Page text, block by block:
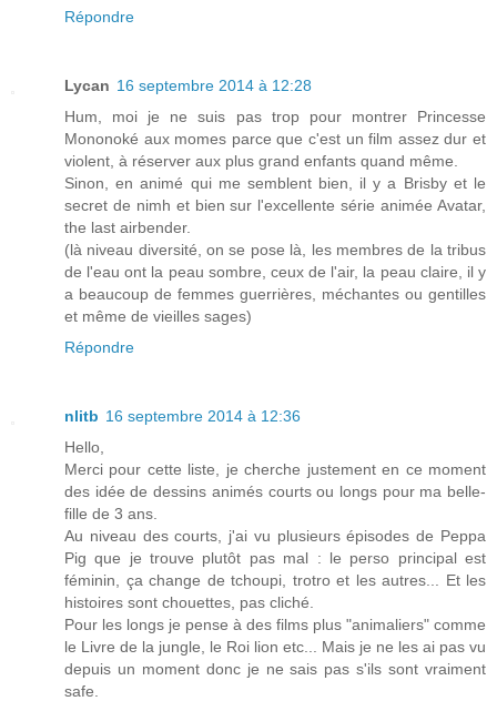
Répondre
Lycan 16 septembre 2014 à 12:28
Hum, moi je ne suis pas trop pour montrer Princesse
Mononoké aux momes parce que c'est un film assez dur et
violent, à réserver aux plus grand enfants quand même.
Sinon, en animé qui me semblent bien, il y a Brisby et le
secret de nimh et bien sur l'excellente série animée Avatar,
the last airbender.
(là niveau diversité, on se pose là, les membres de la tribus
de l'eau ont la peau sombre, ceux de l'air, la peau claire, il y
a beaucoup de femmes guerrières, méchantes ou gentilles
et même de vieilles sages)
Répondre
nlitb 16 septembre 2014 à 12:36
Hello,
Merci pour cette liste, je cherche justement en ce moment
des idée de dessins animés courts ou longs pour ma belle-
fille de 3 ans.
Au niveau des courts, j'ai vu plusieurs épisodes de Peppa
Pig que je trouve plutôt pas mal : le perso principal est
féminin, ça change de tchoupi, trotro et les autres... Et les
histoires sont chouettes, pas cliché.
Pour les longs je pense à des films plus "animaliers" comme
le Livre de la jungle, le Roi lion etc... Mais je ne les ai pas vu
depuis un moment donc je ne sais pas s'ils sont vraiment
safe.